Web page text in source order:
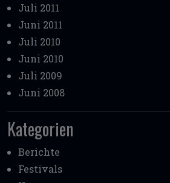
Juli 2011
Juni 2011
Juli 2010
Juni 2010
Juli 2009
Juni 2008
Kategorien
Berichte
Festivals